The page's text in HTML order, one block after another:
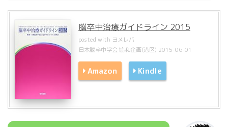
脳卒中治療ガイドライン 2015
posted with ヨメレバ
日本脳卒中学会 協和企画(港区) 2015-06-01
Amazon Kindle